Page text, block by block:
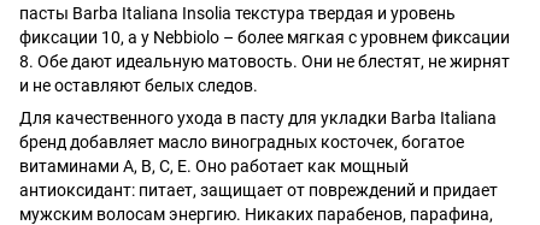
пасты Barba Italiana Insolia текстура твердая и уровень
фиксации 10, а у Nebbiolo – более мягкая с уровнем фиксации
8. Обе дают идеальную матовость. Они не блестят, не жирнят
и не оставляют белых следов.
Для качественного ухода в пасту для укладки Barba Italiana
бренд добавляет масло виноградных косточек, богатое
витаминами A, B, C, E. Оно работает как мощный
антиоксидант: питает, защищает от повреждений и придает
мужским волосам энергию. Никаких парабенов, парафина,